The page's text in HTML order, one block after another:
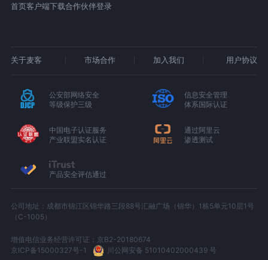
首页客户端下载合作伙伴登录
关于麦客 市场合作 加入我们 用户协议
公安部网络安全
等级保护三级
信息安全管理
体系国际认证
中国电子认证服务
产业联盟实名认证
通过阿里云
渗透测试
产品安全评估通过
公司地址：成都市锦江区锦华路三段88号汇融广场（锦华）1栋5单元10层1号
（C-1005）
增值电信业务经营许可证：京B2-20180674
京ICP备15000327号-1
川公网安备 51010402000439 号